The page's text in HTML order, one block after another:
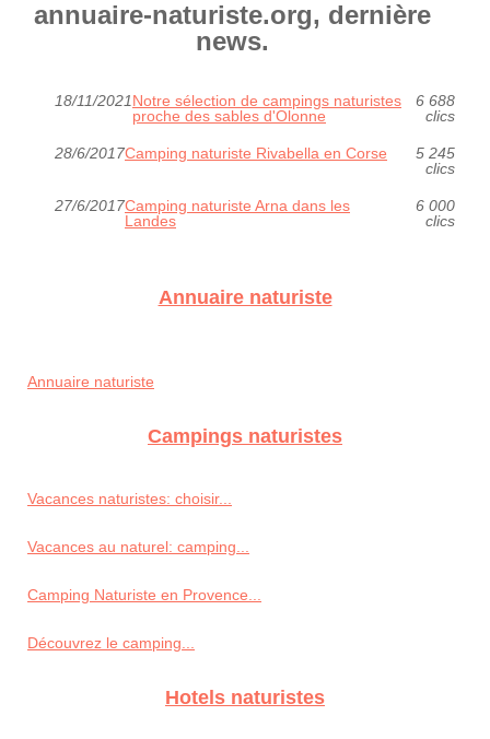
annuaire-naturiste.org, dernière
news.
18/11/2021Notre sélection de campings naturistes
proche des sables d'Olonne
6 688
clics
28/6/2017Camping naturiste Rivabella en Corse
5 245
clics
27/6/2017Camping naturiste Arna dans les
Landes
6 000
clics
Annuaire naturiste
Annuaire naturiste
Campings naturistes
Vacances naturistes: choisir...
Vacances au naturel: camping...
Camping Naturiste en Provence...
Découvrez le camping...
Hotels naturistes